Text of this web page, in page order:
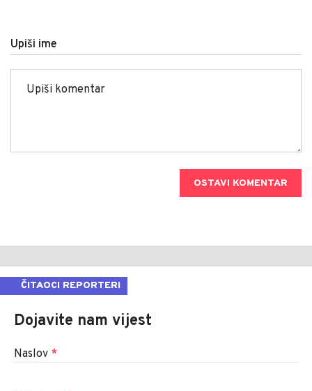
Upiši ime
OSTAVI KOMENTAR
ČITAOCI REPORTERI
Dojavite nam vijest
Naslov *